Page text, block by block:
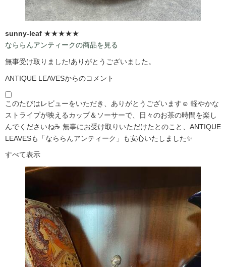
sunny-leaf ★★★★★
なららんアンティークの商品を見る
無事受け取りました!ありがとうございました。
ANTIQUE LEAVESからのコメント
このたびはレビューをいただき、ありがとうございます☺️ 軽やかな
ストライプが映えるカップ＆ソーサーで、日々のお茶の時間を楽し
んでくださいね☕ 無事にお受け取りいただけたとのこと、ANTIQUE
LEAVESも「なららんアンティーク」も安心いたしました✨
すべて表示